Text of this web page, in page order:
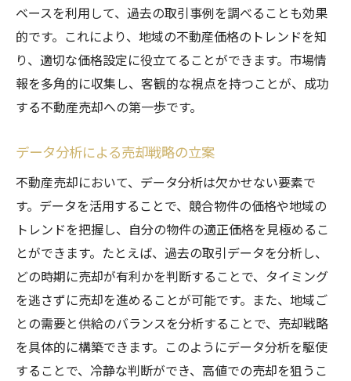
不動産売却成功のために踏むべきステップの全
体像
売却計画の立案と実行手順
各ステップのタイムライン設定
成果を出すためのチェックポイント
ステップごとの注意点と対策
売却プロセスのトータル管理
成功事例に学ぶステップの効果
不動産売却サイトを使ったスムーズな売却手続
きの実現法
オンライン手続きの利点と注意点
売却サイトの選び方と活用法
書類準備と手続きの効率化
売却プロセスの簡素化テクニック
ベースを利用して、過去の取引事例を調べることも効果
的です。これにより、地域の不動産価格のトレンドを知
り、適切な価格設定に役立てることができます。市場情
報を多角的に収集し、客観的な視点を持つことが、成功
する不動産売却への第一歩です。
データ分析による売却戦略の立案
不動産売却において、データ分析は欠かせない要素で
す。データを活用することで、競合物件の価格や地域の
トレンドを把握し、自分の物件の適正価格を見極めるこ
とができます。たとえば、過去の取引データを分析し、
どの時期に売却が有利かを判断することで、タイミング
を逃さずに売却を進めることが可能です。また、地域ご
との需要と供給のバランスを分析することで、売却戦略
を具体的に構築できます。このようにデータ分析を駆使
することで、冷静な判断ができ、高値での売却を狙うこ